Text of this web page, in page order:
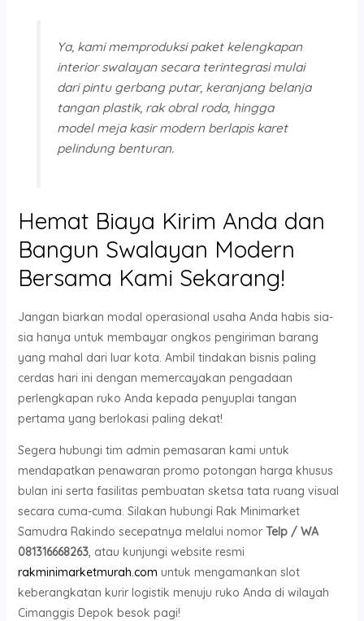
Ya, kami memproduksi paket kelengkapan
interior swalayan secara terintegrasi mulai
dari pintu gerbang putar, keranjang belanja
tangan plastik, rak obral roda, hingga
model meja kasir modern berlapis karet
pelindung benturan.
Hemat Biaya Kirim Anda dan
Bangun Swalayan Modern
Bersama Kami Sekarang!
Jangan biarkan modal operasional usaha Anda habis sia-
sia hanya untuk membayar ongkos pengiriman barang
yang mahal dari luar kota. Ambil tindakan bisnis paling
cerdas hari ini dengan memercayakan pengadaan
perlengkapan ruko Anda kepada penyuplai tangan
pertama yang berlokasi paling dekat!
Segera hubungi tim admin pemasaran kami untuk
mendapatkan penawaran promo potongan harga khusus
bulan ini serta fasilitas pembuatan sketsa tata ruang visual
secara cuma-cuma. Silakan hubungi Rak Minimarket
Samudra Rakindo secepatnya melalui nomor Telp / WA
081316668263, atau kunjungi website resmi
rakminimarketmurah.com untuk mengamankan slot
keberangkatan kurir logistik menuju ruko Anda di wilayah
Cimanggis Depok besok pagi!